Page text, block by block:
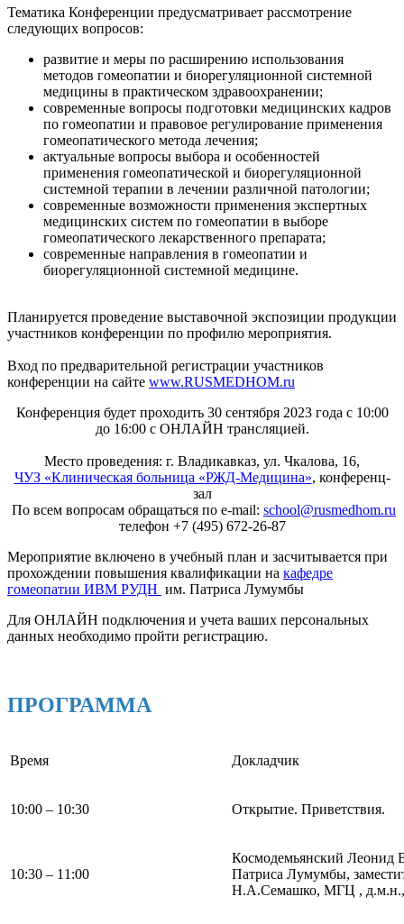
Тематика Конференции предусматривает рассмотрение
следующих вопросов:
развитие и меры по расширению использования
методов гомеопатии и биорегуляционной системной
медицины в практическом здравоохранении;
современные вопросы подготовки медицинских кадров
по гомеопатии и правовое регулирование применения
гомеопатического метода лечения;
актуальные вопросы выбора и особенностей
применения гомеопатической и биорегуляционной
системной терапии в лечении различной патологии;
современные возможности применения экспертных
медицинских систем по гомеопатии в выборе
гомеопатического лекарственного препарата;
современные направления в гомеопатии и
биорегуляционной системной медицине.
Планируется проведение выставочной экспозиции продукции
участников конференции по профилю мероприятия.
Вход по предварительной регистрации участников
конференции на сайте www.RUSMEDHOM.ru
Конференция будет проходить 30 сентября 2023 года с 10:00
до 16:00 с ОНЛАЙН трансляцией.
Место проведения: г. Владикавказ, ул. Чкалова, 16,
ЧУЗ «Клиническая больница «РЖД-Медицина», конференц-
зал
По всем вопросам обращаться по e-mail: school@rusmedhom.ru
телефон +7 (495) 672-26-87
Мероприятие включено в учебный план и засчитывается при
прохождении повышения квалификации на кафедре
гомеопатии ИВМ РУДН им. Патриса Лумумбы
Для ОНЛАЙН подключения и учета ваших персональных
данных необходимо пройти регистрацию.
ПРОГРАММА
Время Докладчик
10:00 – 10:30 Открытие. Приветствия.
10:30 – 11:00
Космодемьянский
Патриса Лумумбы,
Н.А.Семашко, МГЦ , д.м.н.,